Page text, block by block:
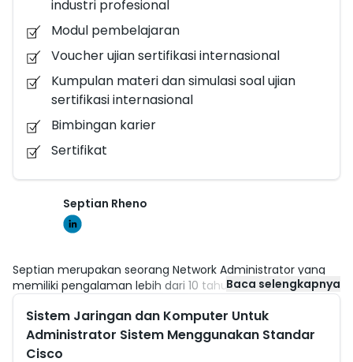
sumber daya manusia (SDM) di bidang ini. Kurangnya
jumlah ahli Network Administrator yang terlatih
mendalam tentang teknologi jaringan modern
menjadi tantangan utama. Hal ini dapat
menghambat perkembangan infrastruktur jaringan
dan mengurangi efisiensi operasional perusahaan
serta keamanan jaringan yang optimal. Oleh karena
kebutuhan yang semakin kompleks dalam
manajemen jaringan di Indonesia.
industri profesional
Modul pembelajaran
Voucher ujian sertifikasi internasional
Kumpulan materi dan simulasi soal ujian
sertifikasi internasional
Bimbingan karier
Sertifikat
Septian Rheno
Septian merupakan seorang Network Administrator yang
memiliki pengalaman lebih dari 10 tahun dalam bidang
Teknologi Informasi dan Komunikasi. Ia memiliki latar
belakang pendidikan Doctor of Philosophy pada Ilmu
Komputer, dan merupakan seorang peneliti Cybersecurity
selama lebih dari 15 tahun hingga saat ini.
Baca selengkapnya
Sistem Jaringan dan Komputer Untuk
Administrator Sistem Menggunakan Standar
Cisco